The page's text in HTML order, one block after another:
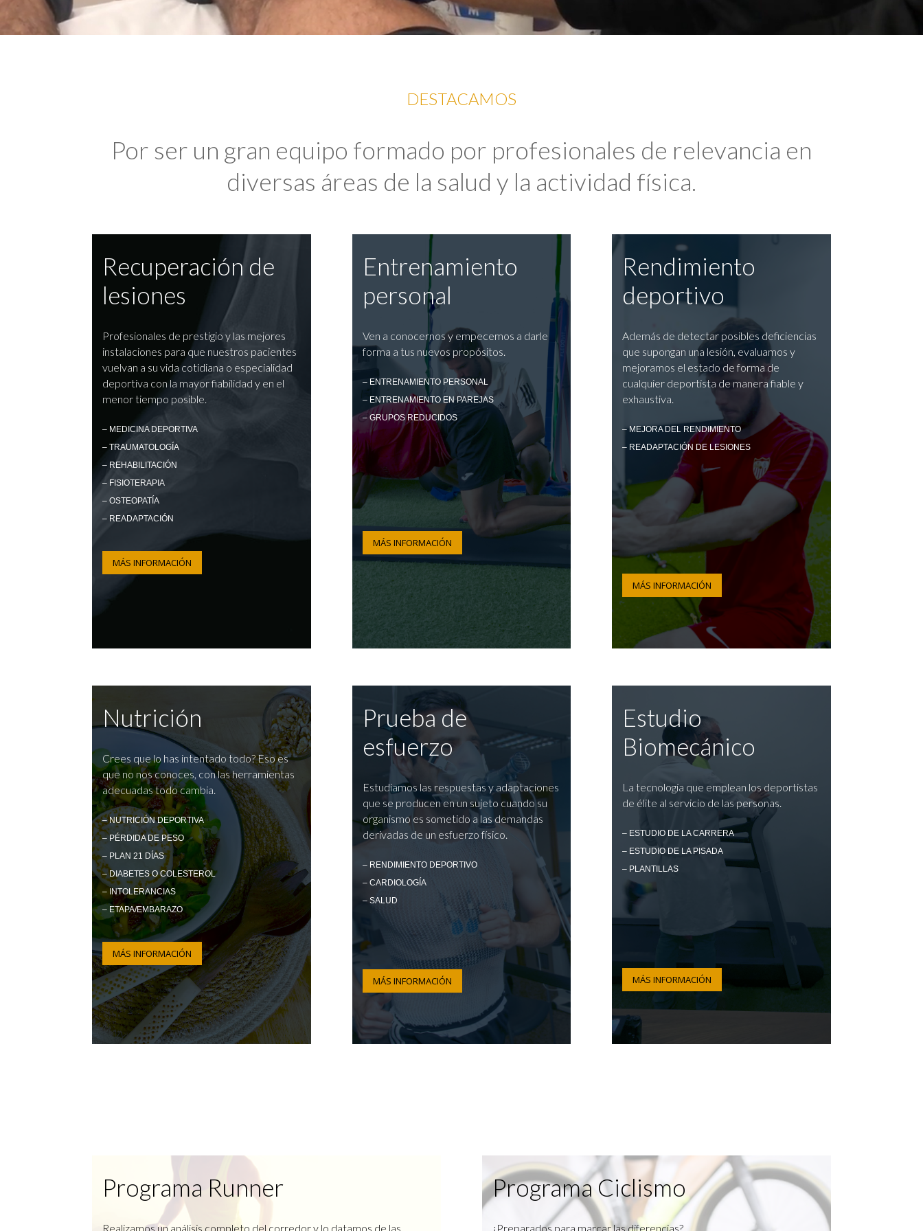
DESTACAMOS
Por ser un gran equipo formado por profesionales de relevancia en
diversas áreas de la salud y la actividad física.
Recuperación de
lesiones
Profesionales de prestigio y las mejores
instalaciones para que nuestros pacientes
vuelvan a su vida cotidiana o especialidad
deportiva con la mayor fiabilidad y en el
menor tiempo posible.
– MEDICINA DEPORTIVA
– TRAUMATOLOGÍA
– REHABILITACIÓN
– FISIOTERAPIA
– OSTEOPATÍA
– READAPTACIÓN
MÁS INFORMACIÓN
Entrenamiento
personal
Ven a conocernos y empecemos a darle
forma a tus nuevos propósitos.
– ENTRENAMIENTO PERSONAL
– ENTRENAMIENTO EN PAREJAS
– GRUPOS REDUCIDOS
MÁS INFORMACIÓN
Rendimiento
deportivo
Además de detectar posibles deficiencias
que supongan una lesión, evaluamos y
mejoramos el estado de forma de
cualquier deportista de manera fiable y
exhaustiva.
– MEJORA DEL RENDIMIENTO
– READAPTACIÓN DE LESIONES
MÁS INFORMACIÓN
Nutrición
Crees que lo has intentado todo? Eso es
que no nos conoces, con las herramientas
adecuadas todo cambia.
– NUTRICIÓN DEPORTIVA
– PÉRDIDA DE PESO
– PLAN 21 DÍAS
– DIABETES O COLESTEROL
– INTOLERANCIAS
– ETAPA/EMBARAZO
MÁS INFORMACIÓN
Prueba de
esfuerzo
Estudiamos las respuestas y adaptaciones
que se producen en un sujeto cuando su
organismo es sometido a las demandas
derivadas de un esfuerzo físico.
– RENDIMIENTO DEPORTIVO
– CARDIOLOGÍA
– SALUD
MÁS INFORMACIÓN
Estudio
Biomecánico
La tecnología que emplean los deportistas
de élite al servicio de las personas.
– ESTUDIO DE LA CARRERA
– ESTUDIO DE LA PISADA
– PLANTILLAS
MÁS INFORMACIÓN
Programa Runner
Realizamos un análisis completo del corredor y lo datamos de las
Programa Ciclismo
¿Preparados para marcar las diferencias?